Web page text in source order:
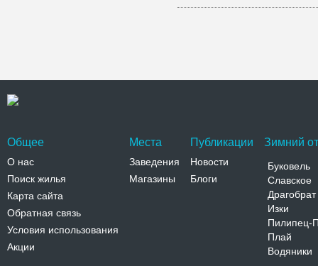
Общее
О нас
Поиск жилья
Карта сайта
Обратная связь
Условия использования
Акции
Места
Заведения
Магазины
Публикации
Новости
Блоги
Зимний
Буковель
Славское
Драгобрат
Изки
Пилипец-
Плай
Водяники